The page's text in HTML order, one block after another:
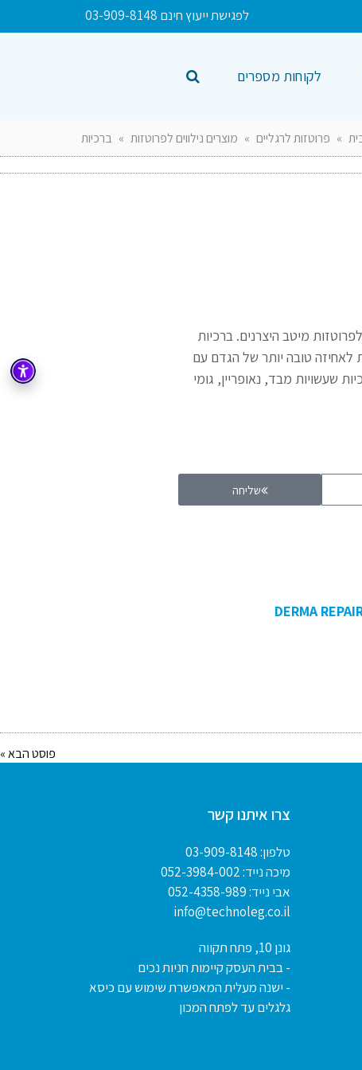
לפגישת ייעוץ חינם 03-909-8148
לקוחות מספרים
» פרוטזות לרגליים » מוצרים נילווים לפרוטזות » ברכיות
מיטב היצרנים. ברכיות
לאחיזה טובה יותר של הגדם עם
שעשויות מבד, נאופריין, גומי
שליחה
DERMA
פוסט הבא »
צרו איתנו קשר
טלפון:03-909-8148
מיכה נייד:052-3984-002
אבי נייד:052-4358-989
info@technoleg.co.il
גונן 10, פתח תקווה
- בבית העסק קיימות חניות נכים
- ישנה מעלית המאפשרת שימוש עם כיסא
גלגלים עד לפתח המכון